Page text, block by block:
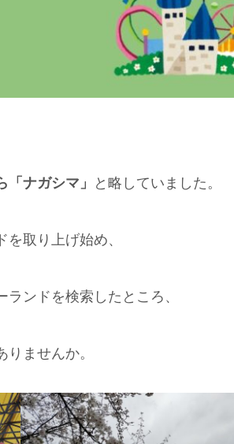
ナガシマ」 と略していました。
取り上げ始め、
ンドを検索したところ、
ませんか。